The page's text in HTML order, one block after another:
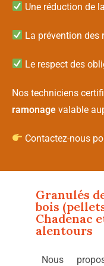
Une réduction de
La prévention des
Le respect des
Nos techniciens
ramonage valable
Contactez-nous
Granulés
bois
Chadenac
alentours
Nous